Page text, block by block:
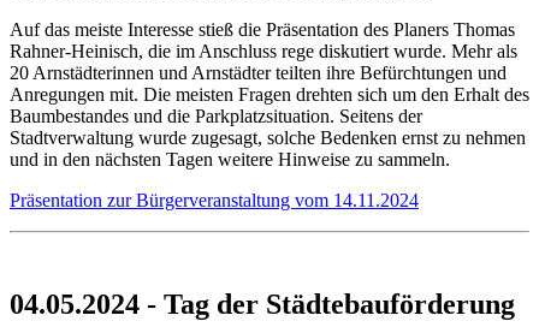
Auf das meiste Interesse stieß die Präsentation des Planers Thomas
Rahner-Heinisch, die im Anschluss rege diskutiert wurde. Mehr als
20 Arnstädterinnen und Arnstädter teilten ihre Befürchtungen und
Anregungen mit. Die meisten Fragen drehten sich um den Erhalt des
Baumbestandes und die Parkplatzsituation. Seitens der
Stadtverwaltung wurde zugesagt, solche Bedenken ernst zu nehmen
und in den nächsten Tagen weitere Hinweise zu sammeln.
Präsentation zur Bürgerveranstaltung vom 14.11.2024
04.05.2024 - Tag der Städtebauförderung